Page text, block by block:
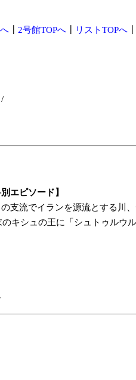
2号館TOPへ リストTOPへ
エピソード】
支流でイランを源流とする川
のキシュの王に「シュトゥルウ